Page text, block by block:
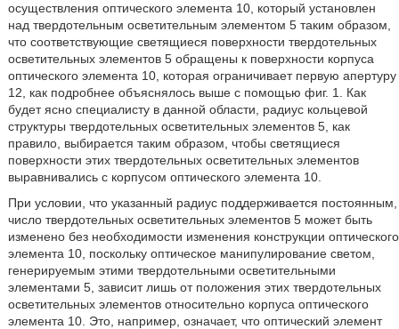
осуществления оптического элемента 10, который установлен
над твердотельным осветительным элементом 5 таким образом,
что соответствующие светящиеся поверхности твердотельных
осветительных элементов 5 обращены к поверхности корпуса
оптического элемента 10, которая ограничивает первую апертуру
12, как подробнее объяснялось выше с помощью фиг. 1. Как
будет ясно специалисту в данной области, радиус кольцевой
структуры твердотельных осветительных элементов 5, как
правило, выбирается таким образом, чтобы светящиеся
поверхности этих твердотельных осветительных элементов
выравнивались с корпусом оптического элемента 10.
При условии, что указанный радиус поддерживается постоянным,
число твердотельных осветительных элементов 5 может быть
изменено без необходимости изменения конструкции оптического
элемента 10, поскольку оптическое манипулирование светом,
генерируемым этими твердотельными осветительными
элементами 5, зависит лишь от положения этих твердотельных
осветительных элементов относительно корпуса оптического
элемента 10. Это, например, означает, что оптический элемент